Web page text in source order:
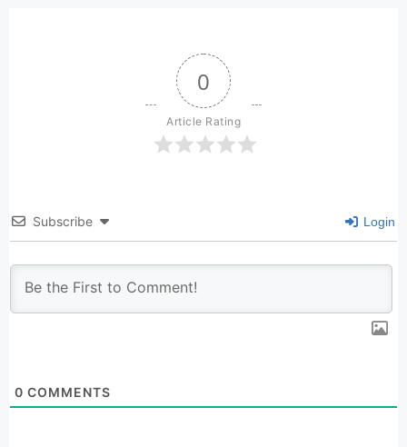
0
Article Rating
Subscribe Login
0 COMMENTS